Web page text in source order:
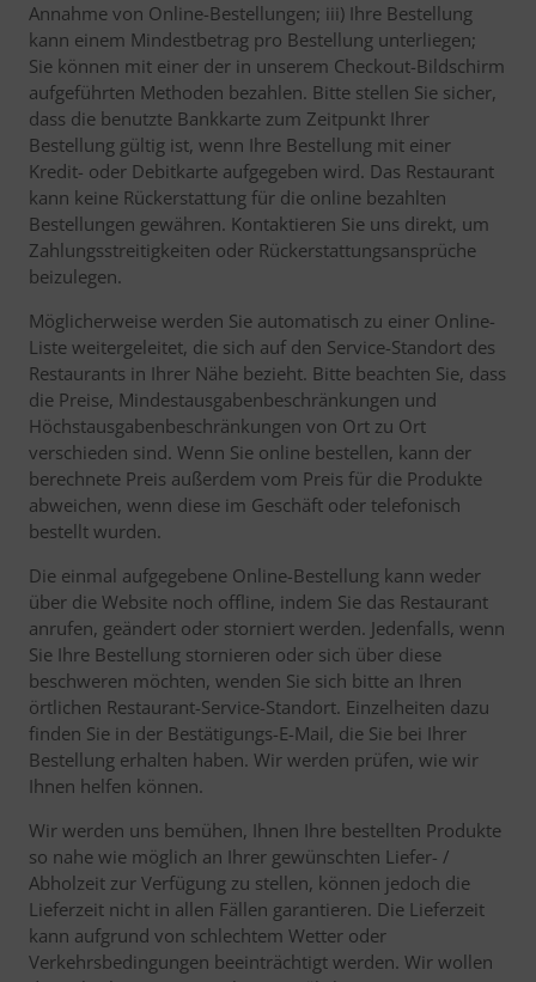
Annahme von Online-Bestellungen; iii) Ihre Bestellung
kann einem Mindestbetrag pro Bestellung unterliegen;
Sie können mit einer der in unserem Checkout-Bildschirm
aufgeführten Methoden bezahlen. Bitte stellen Sie sicher,
dass die benutzte Bankkarte zum Zeitpunkt Ihrer
Bestellung gültig ist, wenn Ihre Bestellung mit einer
Kredit- oder Debitkarte aufgegeben wird. Das Restaurant
kann keine Rückerstattung für die online bezahlten
Bestellungen gewähren. Kontaktieren Sie uns direkt, um
Zahlungsstreitigkeiten oder Rückerstattungsansprüche
beizulegen.
Möglicherweise werden Sie automatisch zu einer Online-
Liste weitergeleitet, die sich auf den Service-Standort des
Restaurants in Ihrer Nähe bezieht. Bitte beachten Sie, dass
die Preise, Mindestausgabenbeschränkungen und
Höchstausgabenbeschränkungen von Ort zu Ort
verschieden sind. Wenn Sie online bestellen, kann der
berechnete Preis außerdem vom Preis für die Produkte
abweichen, wenn diese im Geschäft oder telefonisch
bestellt wurden.
Die einmal aufgegebene Online-Bestellung kann weder
über die Website noch offline, indem Sie das Restaurant
anrufen, geändert oder storniert werden. Jedenfalls, wenn
Sie Ihre Bestellung stornieren oder sich über diese
beschweren möchten, wenden Sie sich bitte an Ihren
örtlichen Restaurant-Service-Standort. Einzelheiten dazu
finden Sie in der Bestätigungs-E-Mail, die Sie bei Ihrer
Bestellung erhalten haben. Wir werden prüfen, wie wir
Ihnen helfen können.
Wir werden uns bemühen, Ihnen Ihre bestellten Produkte
so nahe wie möglich an Ihrer gewünschten Liefer- /
Abholzeit zur Verfügung zu stellen, können jedoch die
Lieferzeit nicht in allen Fällen garantieren. Die Lieferzeit
kann aufgrund von schlechtem Wetter oder
Verkehrsbedingungen beeinträchtigt werden. Wir wollen